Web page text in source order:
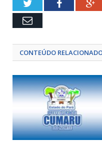
TwitterFacebook
Email
CONTEÚDO